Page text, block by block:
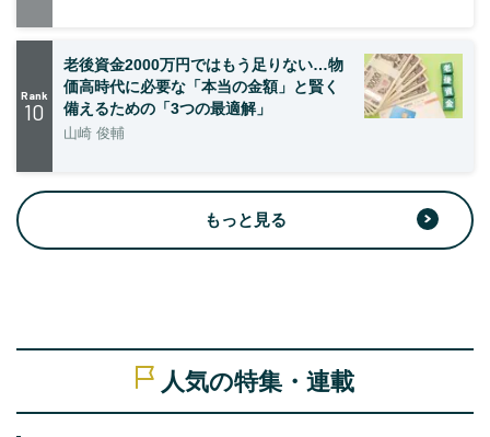
Rank
10
老後資金2000万円ではもう足りない…物
価高時代に必要な「本当の金額」と賢く
備えるための「3つの最適解」
山崎 俊輔
もっと見る
人気の特集・連載